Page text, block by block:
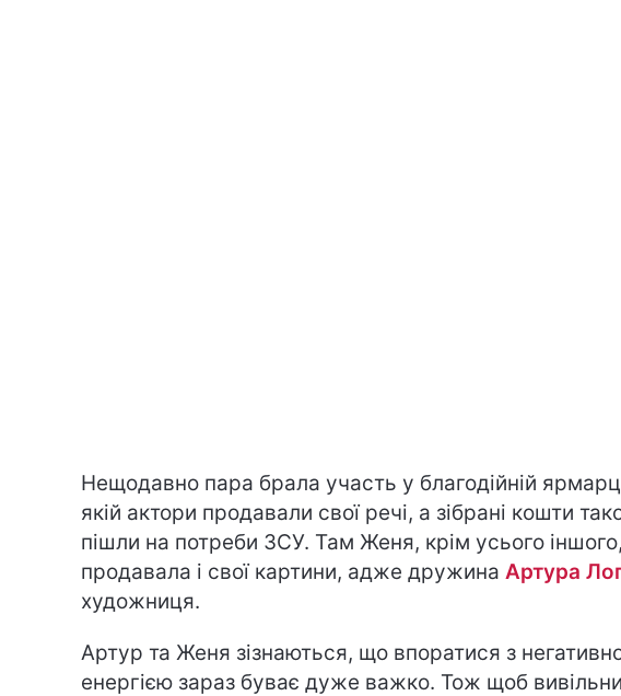
Нещодавно пара брала участь у благодійній
якій актори продавали свої речі, а зібрані кошти
пішли на потреби ЗСУ. Там Женя, крім усього іншого,
продавала і свої картини, адже дружина Артура
художниця.
Артур та Женя зізнаються, що впоратися з
енергією зараз буває дуже важко. Тож щоб